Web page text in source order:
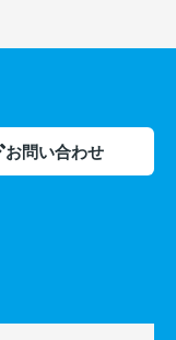
お問い合わせ